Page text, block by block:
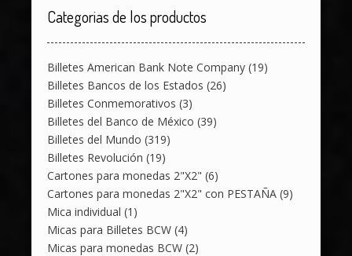
Categorias de los productos
Billetes American Bank Note Company (19)
Billetes Bancos de los Estados (26)
Billetes Conmemorativos (3)
Billetes del Banco de México (39)
Billetes del Mundo (319)
Billetes Revolución (19)
Cartones para monedas 2"X2" (6)
Cartones para monedas 2"X2" con PESTAÑA (9)
Mica individual (1)
Micas para Billetes BCW (4)
Micas para monedas BCW (2)